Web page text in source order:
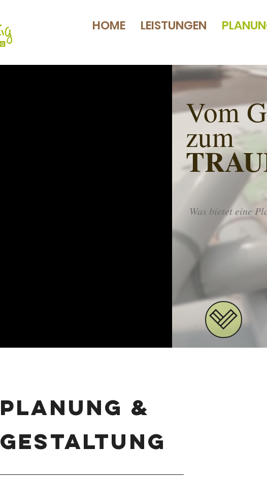
HOME LEISTUNGEN
Vom
zum
Was bietet eine
planung &
Gestaltung